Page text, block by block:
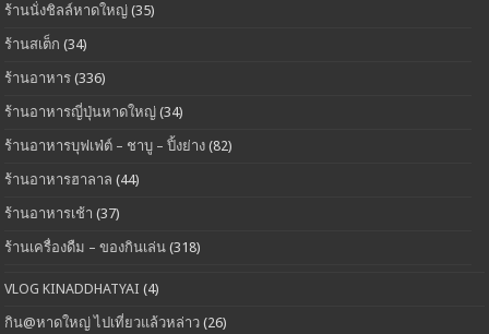
ร้านนั่งชิลล์หาดใหญ่ (35)
ร้านสเต็ก (34)
ร้านอาหาร (336)
ร้านอาหารญี่ปุ่นหาดใหญ่ (34)
ร้านอาหารบุฟเฟ่ต์ – ชาบู – ปิ้งย่าง (82)
ร้านอาหารฮาลาล (44)
ร้านอาหารเช้า (37)
ร้านเครื่องดืม – ของกินเล่น (318)
VLOG KINADDHATYAI (4)
กิน@หาดใหญ่ ไปเที่ยวแล้วหล่าว (26)